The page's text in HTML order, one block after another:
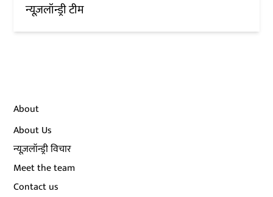
न्यूज़लॉन्ड्री टीम
About
About Us
न्यूज़लॉन्ड्री विचार
Meet the team
Contact us